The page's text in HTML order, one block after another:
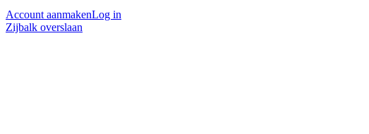
Account aanmakenLog in
Zijbalk overslaan